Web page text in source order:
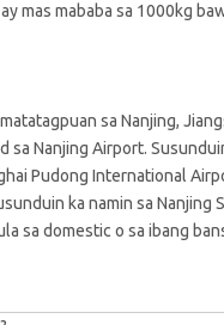
mas mababa sa 1000kg
sa Nanjing,
sa Nanjing Airport.
Pudong International
ka namin sa Nanjing
sa domestic o sa ibang